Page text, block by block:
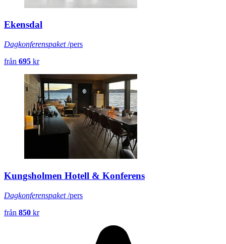
Ekensdal
Dagkonferenspaket/pers
från 695 kr
Kungsholmen Hotell & Konferens
Dagkonferenspaket/pers
från 850 kr